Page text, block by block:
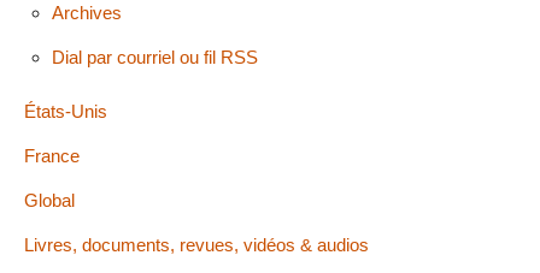
Archives
Dial par courriel ou fil RSS
États-Unis
France
Global
Livres, documents, revues, vidéos & audios